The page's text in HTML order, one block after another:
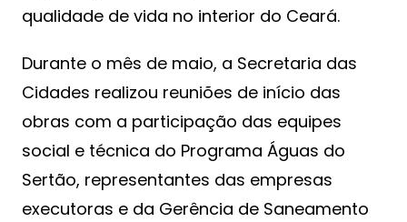
qualidade de vida no interior do Ceará.
Durante o mês de maio, a Secretaria das
Cidades realizou reuniões de início das
obras com a participação das equipes
social e técnica do Programa Águas do
Sertão, representantes das empresas
executoras e da Gerência de Saneamento